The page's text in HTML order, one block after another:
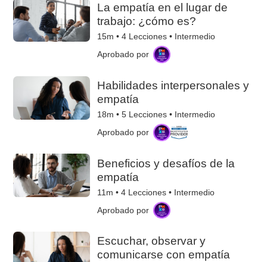
La empatía en el lugar de
trabajo: ¿cómo es?
15m •4 Lecciones • Intermedio
Aprobado por
Habilidades interpersonales y
empatía
18m •5 Lecciones • Intermedio
Aprobado por
Beneficios y desafíos de la
empatía
11m •4 Lecciones • Intermedio
Aprobado por
Escuchar, observar y
comunicarse con empatía